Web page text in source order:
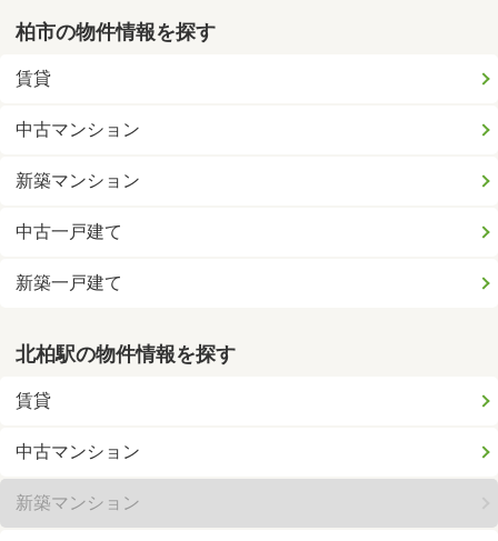
柏市の物件情報を探す
賃貸
中古マンション
新築マンション
中古一戸建て
新築一戸建て
北柏駅の物件情報を探す
賃貸
中古マンション
新築マンション